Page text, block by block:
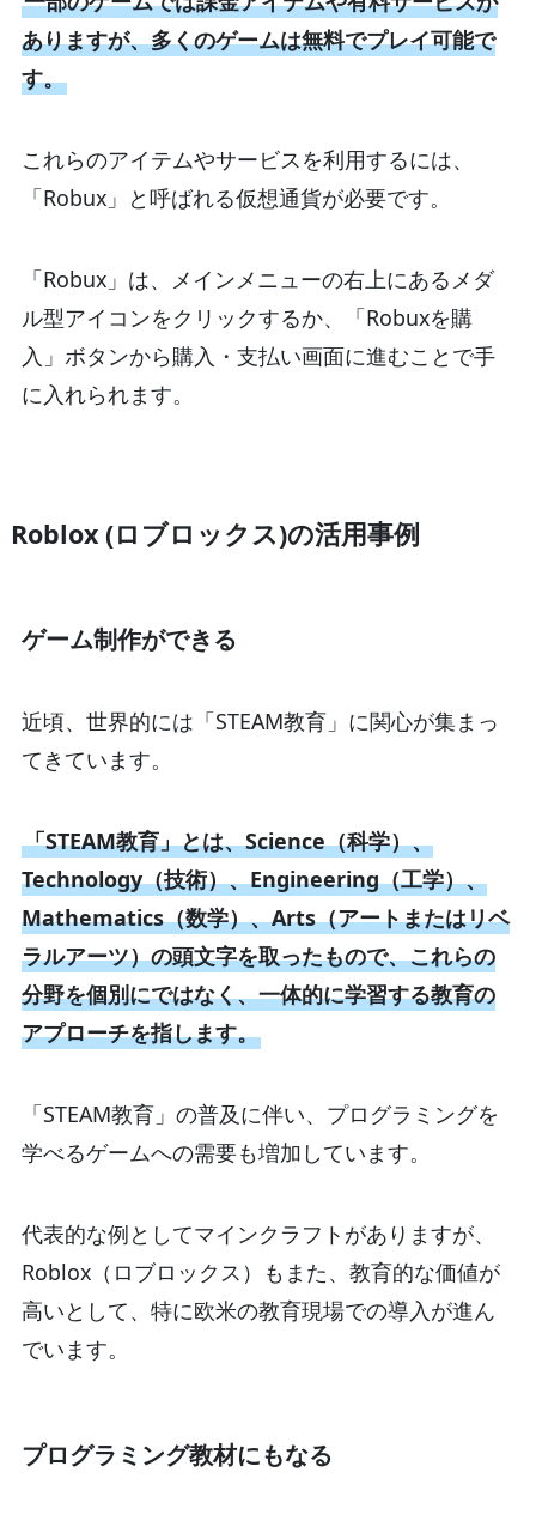
ありますが、多くのゲームは無料でプレイ可能で
す。
これらのアイテムやサービスを利用するには、
「Robux」と呼ばれる仮想通貨が必要です。
「Robux」は、メインメニューの右上にあるメダ
ル型アイコンをクリックするか、「Robuxを購
入」ボタンから購入・支払い画面に進むことで手
に入れられます。
Roblox (ロブロックス)の活用事例
ゲーム制作ができる
近頃、世界的には「STEAM教育」に関心が集まっ
てきています。
「STEAM教育」とは、Science（科学）、
Technology（技術）、Engineering（工学）、
Mathematics（数学）、Arts（アートまたはリベ
ラルアーツ）の頭文字を取ったもので、これらの
分野を個別にではなく、一体的に学習する教育の
アプローチを指します。
「STEAM教育」の普及に伴い、プログラミングを
学べるゲームへの需要も増加しています。
代表的な例としてマインクラフトがありますが、
Roblox（ロブロックス）もまた、教育的な価値が
高いとして、特に欧米の教育現場での導入が進ん
でいます。
プログラミング教材にもなる